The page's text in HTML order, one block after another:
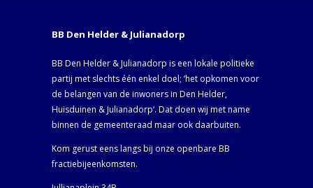
BB Den Helder & Julianadorp
BB Den Helder & Julianadorp is een lokale politieke
partij met slechts één enkel doel; ‘het opkomen voor
de belangen van de inwoners in Den Helder,
Huisduinen & Julianadorp‘. Dat doen wij met name
binnen de gemeenteraad maar ook daarbuiten.
Kom gerust eens langs bij onze openbare BB
fractiebijeenkomsten.